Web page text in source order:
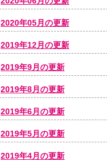
2020年05月の更新
2019年12月の更新
2019年9月の更新
2019年8月の更新
2019年6月の更新
2019年5月の更新
2019年4月の更新